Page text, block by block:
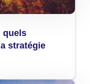
quels
stratégie